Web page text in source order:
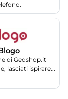
di Gedshop.it
lasciati ispirare...